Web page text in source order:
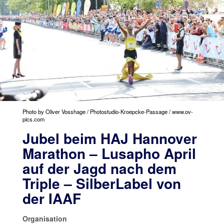
Photo by Oliver Vosshage / Photostudio-Kroepcke-Passage / www.ov-
pics.com
Jubel beim HAJ Hannover
Marathon – Lusapho April
auf der Jagd nach dem
Triple – SilberLabel von
der IAAF
Organisation